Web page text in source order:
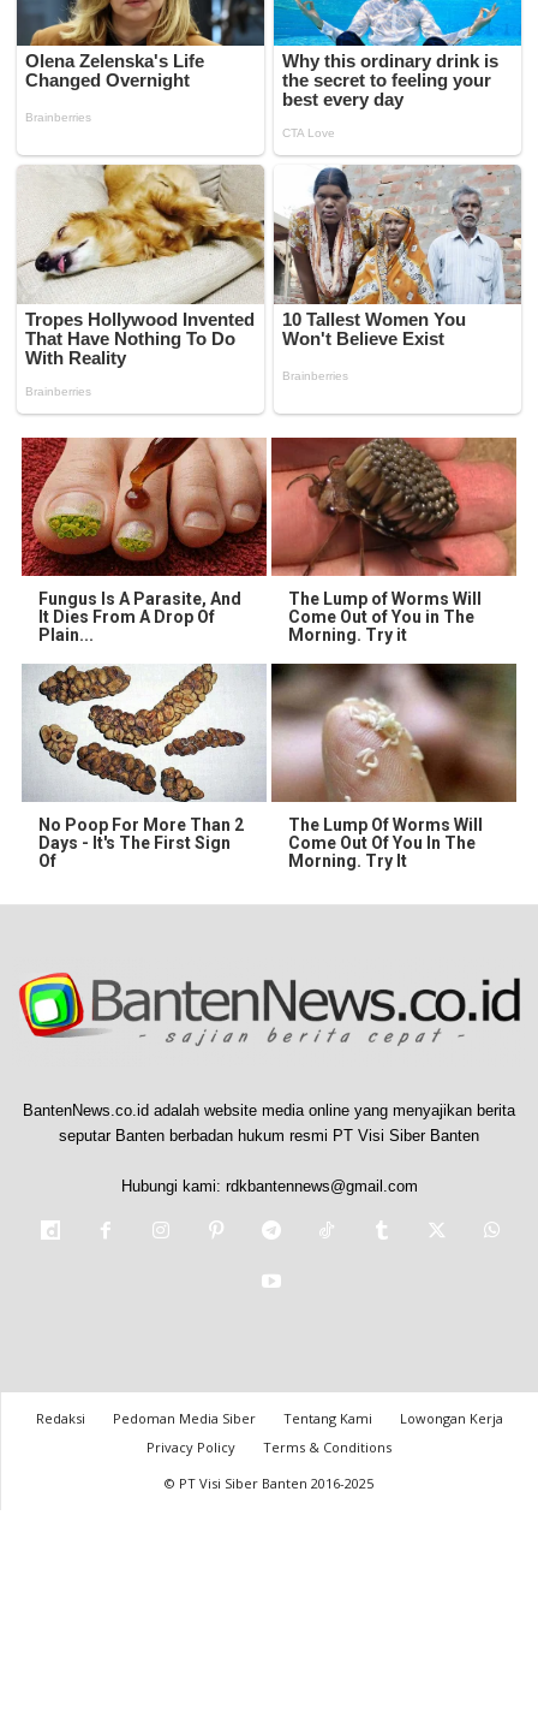
Fungus Is A Parasite, And
It Dies From A Drop Of
Plain...
The Lump of Worms Will
Come Out of You in The
Morning. Try it
No Poop For More Than 2
Days - It's The First Sign
Of
The Lump Of Worms Will
Come Out Of You In The
Morning. Try It
BantenNews.co.id adalah website media online yang menyajikan berita
seputar Banten berbadan hukum resmi PT Visi Siber Banten
Hubungi kami: rdkbantennews@gmail.com
Redaksi Pedoman Media Siber Tentang Kami
Lowongan Kerja
Privacy Policy
Terms & Conditions
© PT Visi Siber Banten 2016-2025